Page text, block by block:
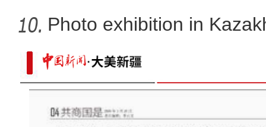
“我骄傲 这就是我的祖国”新疆小朋友
后激动落泪
to
Photo exhibition in
fo